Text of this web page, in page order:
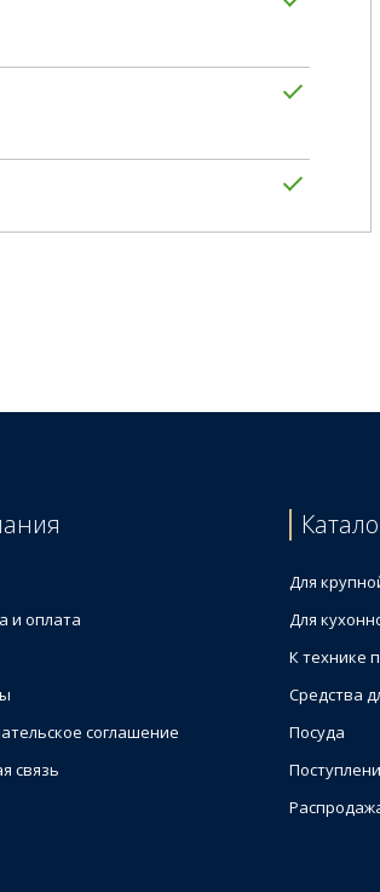
и оплата
соглашение
связь
Для
Для
К технике
Средства
Посуда